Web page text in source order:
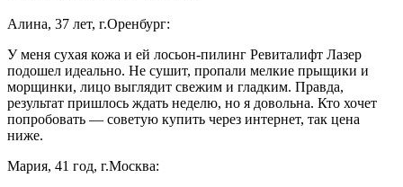
Алина, 37 лет, г.Оренбург:
У меня сухая кожа и ей лосьон-пилинг Ревиталифт Лазер
подошел идеально. Не сушит, пропали мелкие прыщики и
морщинки, лицо выглядит свежим и гладким. Правда,
результат пришлось ждать неделю, но я довольна. Кто хочет
попробовать — советую купить через интернет, так цена
ниже.
Мария, 41 год, г.Москва: